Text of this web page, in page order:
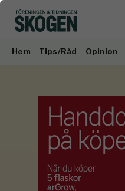
Hem Tips/Råd Opinion